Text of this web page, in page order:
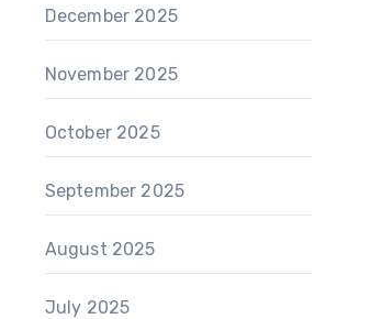
December 2025
November 2025
October 2025
September 2025
August 2025
July 2025